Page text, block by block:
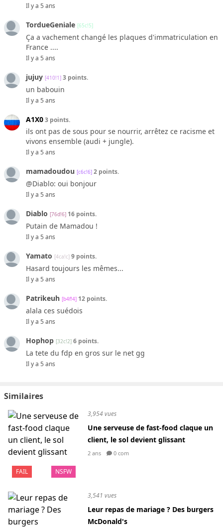
Il y a 5 ans
TordueGeniale [65c!5]
Ça a vachement changé les plaques d'immatriculation en
France ....
Il y a 5 ans
jujuy [410!1] 3 points.
un babouin
Il y a 5 ans
A1X03 points.
ils ont pas de sous pour se nourrir, arrêtez ce racisme et
vivons ensemble (audi + jungle).
Il y a 5 ans
mamadoudou [c6c!6] 2 points.
@Diablo: oui bonjour
Il y a 5 ans
Diablo [76d!6] 16 points.
Putain de Mamadou !
Il y a 5 ans
Yamato [4ca!c] 9 points.
Hasard toujours les mêmes...
Il y a 5 ans
Patrikeuh [b4f!4] 12 points.
alala ces suédois
Il y a 5 ans
Hophop [32c!2] 6 points.
La tete du fdp en gros sur le net gg
Il y a 5 ans
Similaires
FAIL NSFW
3,954 vues
Une serveuse de fast-food claque un
client, le sol devient glissant
2 ans 0 com
3,541 vues
Leur repas de mariage ? Des burgers
McDonald's